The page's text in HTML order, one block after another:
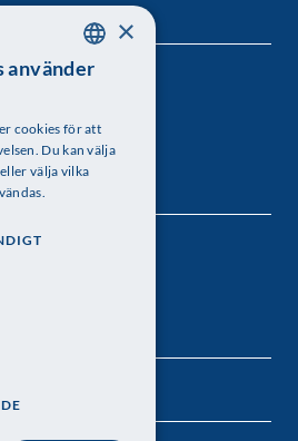
4A
SWEDISH
×
använder
cookies för att
Du kan välja
välja vilka